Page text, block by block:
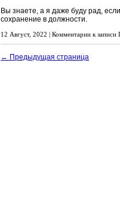
Вы знаете, а я даже буду рад,
сохранение в должности.
12 Август, 2022 | Комментарии к записи
← Предыдущая страница